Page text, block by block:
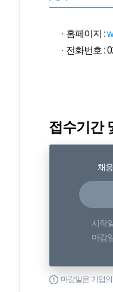
홈페이지 :
전화번호 :
접수기간
채
시작
마감
마감일은 기업